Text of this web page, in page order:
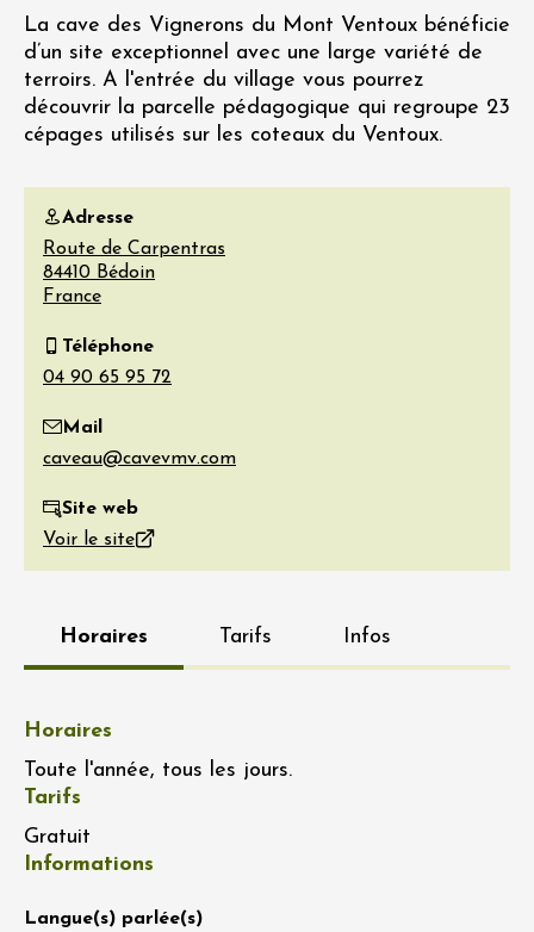
La cave des Vignerons du Mont Ventoux bénéficie
d’un site exceptionnel avec une large variété de
terroirs. A l'entrée du village vous pourrez
découvrir la parcelle pédagogique qui regroupe 23
cépages utilisés sur les coteaux du Ventoux.
Adresse
Route de Carpentras
84410 Bédoin
France
Téléphone
Mail
Site web
Voir le site
Horaires Tarifs Infos
Horaires
Toute l'année, tous les jours.
Tarifs
Gratuit
Informations
Langue(s) parlée(s)